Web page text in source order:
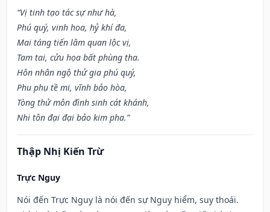
“Vị tinh tạo tác sự như hà,
Phú quý, vinh hoa, hỷ khí đa,
Mai táng tiến lâm quan lộc vị,
Tam tai, cửu họa bất phùng tha.
Hôn nhân ngộ thử gia phú quý,
Phu phụ tề mi, vĩnh bảo hòa,
Tòng thử môn đình sinh cát khánh,
Nhi tôn đại đại bảo kim pha.”
Thập Nhị Kiến Trừ
Trực Nguy
Nói đến Trực Nguy là nói đến sự Nguy hiểm, suy thoái.